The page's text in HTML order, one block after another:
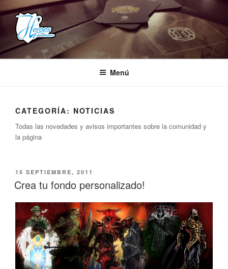
Saltar
al
contenido
HEROES ESTUDIOS
– Comunidad Creativa –
Menú
CATEGORÍA: NOTICIAS
Todas las novedades y avisos importantes sobre la comunidad y
la página
PUBLICADO
EL
15 SEPTIEMBRE, 2011
Crea tu fondo personalizado!